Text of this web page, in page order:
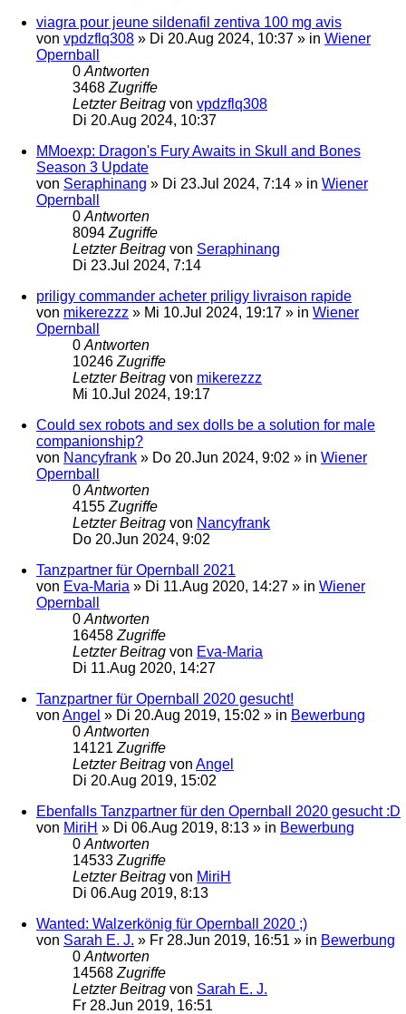
viagra pour jeune sildenafil zentiva 100 mg avis
von vpdzflq308 » Di 20.Aug 2024, 10:37 » in Wiener
Opernball
0 Antworten
3468 Zugriffe
Letzter Beitrag von vpdzflq308
Di 20.Aug 2024, 10:37
MMoexp: Dragon's Fury Awaits in Skull and Bones
Season 3 Update
von Seraphinang » Di 23.Jul 2024, 7:14 » in Wiener
Opernball
0 Antworten
8094 Zugriffe
Letzter Beitrag von Seraphinang
Di 23.Jul 2024, 7:14
priligy commander acheter priligy livraison rapide
von mikerezzz » Mi 10.Jul 2024, 19:17 » in Wiener
Opernball
0 Antworten
10246 Zugriffe
Letzter Beitrag von mikerezzz
Mi 10.Jul 2024, 19:17
Could sex robots and sex dolls be a solution for male
companionship?
von Nancyfrank » Do 20.Jun 2024, 9:02 » in Wiener
Opernball
0 Antworten
4155 Zugriffe
Letzter Beitrag von Nancyfrank
Do 20.Jun 2024, 9:02
Tanzpartner für Opernball 2021
von Eva-Maria » Di 11.Aug 2020, 14:27 » in Wiener
Opernball
0 Antworten
16458 Zugriffe
Letzter Beitrag von Eva-Maria
Di 11.Aug 2020, 14:27
Tanzpartner für Opernball 2020 gesucht!
von Angel » Di 20.Aug 2019, 15:02 » in Bewerbung
0 Antworten
14121 Zugriffe
Letzter Beitrag von Angel
Di 20.Aug 2019, 15:02
Ebenfalls Tanzpartner für den Opernball 2020 gesucht :D
von MiriH » Di 06.Aug 2019, 8:13 » in Bewerbung
0 Antworten
14533 Zugriffe
Letzter Beitrag von MiriH
Di 06.Aug 2019, 8:13
Wanted: Walzerkönig für Opernball 2020 ;)
von Sarah E. J. » Fr 28.Jun 2019, 16:51 » in Bewerbung
0 Antworten
14568 Zugriffe
Letzter Beitrag von Sarah E. J.
Fr 28.Jun 2019, 16:51